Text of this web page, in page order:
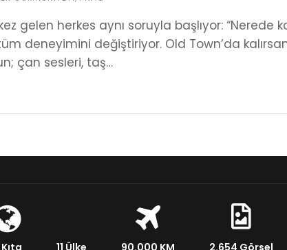
gelen herkes aynı soruyla başlıyor: “Nerede
deneyimini değiştiriyor. Old Town’da
çan sesleri, taş…